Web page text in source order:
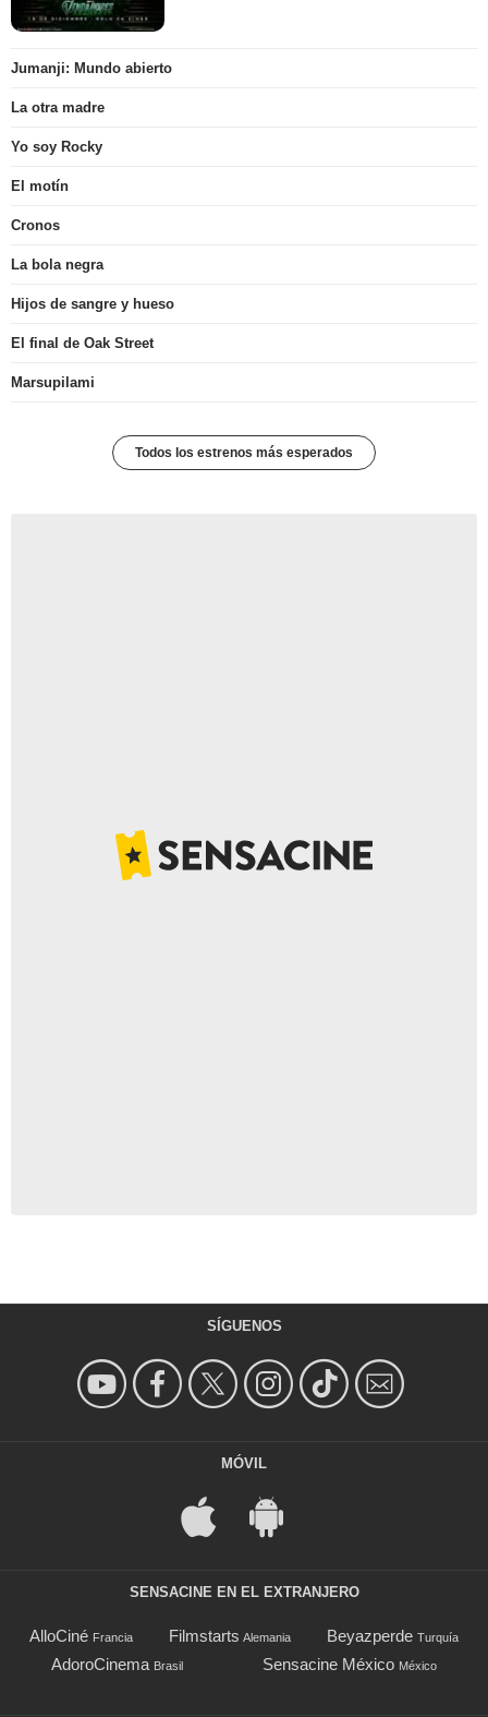
Jumanji: Mundo abierto
La otra madre
Yo soy Rocky
El motín
Cronos
La bola negra
Hijos de sangre y hueso
El final de Oak Street
Marsupilami
Todos los estrenos más esperados
SÍGUENOS
MÓVIL
SENSACINE EN EL EXTRANJERO
AlloCiné Francia Filmstarts Alemania Beyazperde Turquía
AdoroCinema Brasil Sensacine México México